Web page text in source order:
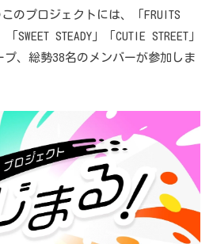
のプロジェクトには、「FRUITS
SWEET STEADY」「CUTIE STREET」
プ、総勢38名のメンバーが参加しま